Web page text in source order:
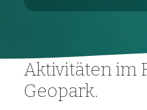
Aktivitäten im
Geopark.